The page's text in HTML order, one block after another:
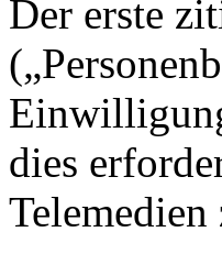
Der erste
dies